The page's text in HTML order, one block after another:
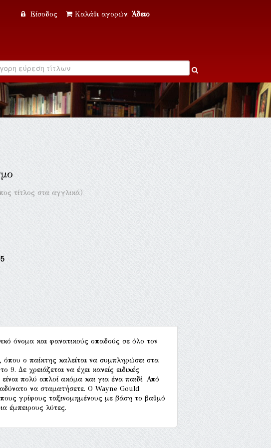
Είσοδος Καλάθι αγορών: Άδειο
τίτλος στα αγγλικά)
όνομα και φανατικούς οπαδούς σε όλο τον
ο παίκτης καλείται να συμπληρώσει στα
Δε χρειάζεται να έχει κανείς ειδικές
πολύ απλοί ακόμα και για ένα παιδί. Από
να σταματήσετε. Ο Wayne Gould
γρίφους ταξινομημένους με βάση το βαθμό
έμπειρους λύτες.